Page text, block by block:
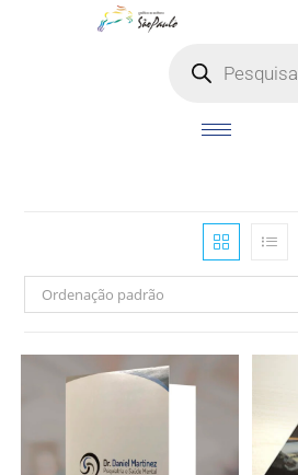
Ordenação padrão